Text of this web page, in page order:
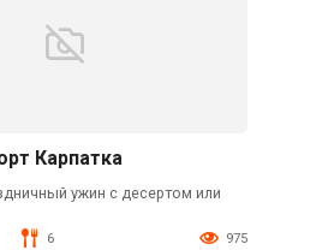
Карпатка
ужин с десертом или
6 975